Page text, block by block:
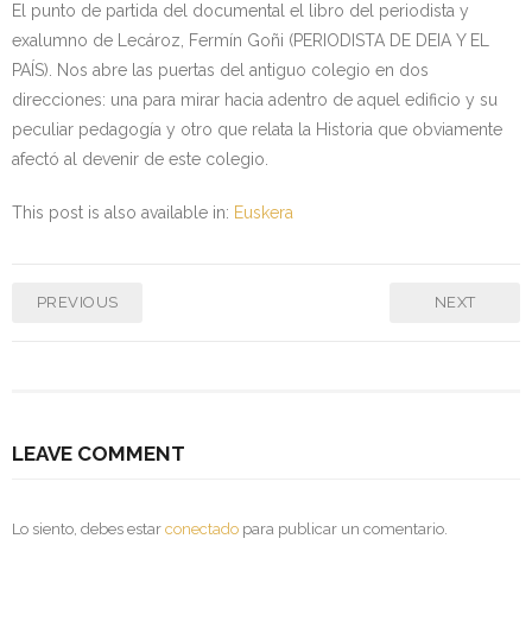
El punto de partida del documental el libro del periodista y
exalumno de Lecároz, Fermín Goñi (PERIODISTA DE DEIA Y EL
PAÍS). Nos abre las puertas del antiguo colegio en dos
direcciones: una para mirar hacia adentro de aquel edificio y su
peculiar pedagogía y otro que relata la Historia que obviamente
afectó al devenir de este colegio.
This post is also available in: Euskera
PREVIOUS NEXT
LEAVE COMMENT
Lo siento, debes estar conectado para publicar un comentario.